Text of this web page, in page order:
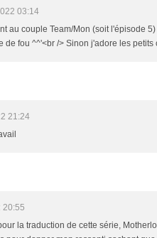
03:14
au couple Team/Mon (soit l'épisode
de fou ^^'<br /> Sinon j'adore les
21:24
20:55
la traduction de cette série,